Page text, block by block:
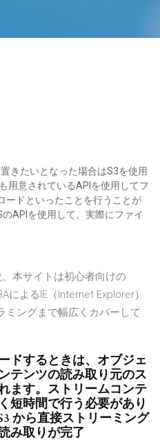
きたいとなった場合はS3を使用
用意されているAPIを使用してフ
ードといったことを行うことが
APIを使用して、実際にファイ
本サイトは初心者向けの
によるIE（Internet Explorer）
ミングまで幅広くカバーして
ドするときは、オブジェ
テンツの読み取り元のス
ます。ストリームコンテ
短時間で行う必要があり
から直接ストリーミング
み取りが完了